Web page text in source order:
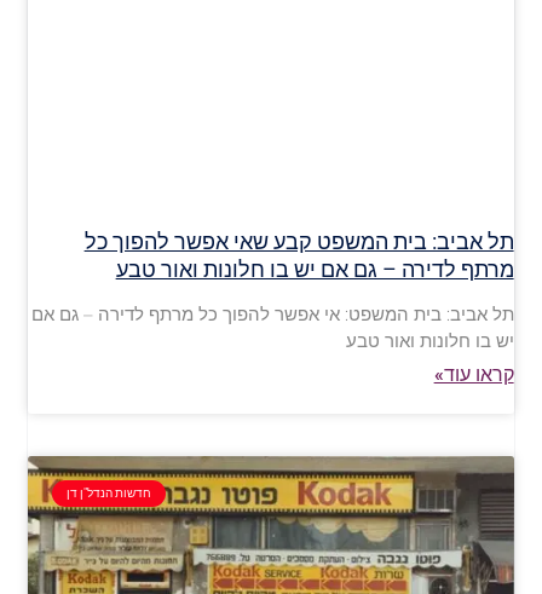
תל אביב: בית המשפט קבע שאי אפשר להפוך כל
מרתף לדירה – גם אם יש בו חלונות ואור טבע
תל אביב: בית המשפט: אי אפשר להפוך כל מרתף לדירה – גם אם
יש בו חלונות ואור טבע
קראו עוד»
חדשות הנדל"ן דן